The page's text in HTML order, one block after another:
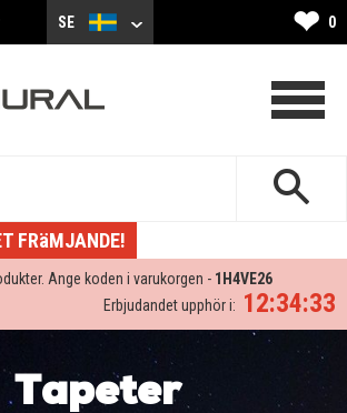
SE ❤ 0
FRäMJANDE!
Ange koden i varukorgen - 1H4VE26
12:34:32
Erbjudandet upphör i:
Tapeter